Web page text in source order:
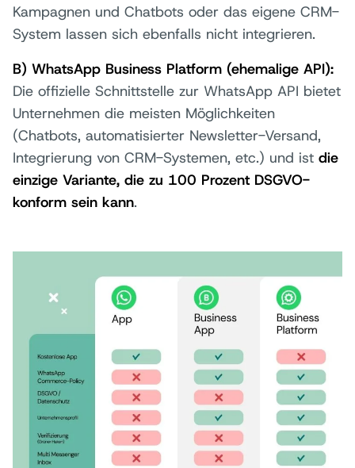
Kampagnen und Chatbots oder das eigene CRM-
System lassen sich ebenfalls nicht integrieren.
B) WhatsApp Business Platform (ehemalige API):
Die offizielle Schnittstelle zur WhatsApp API bietet
Unternehmen die meisten Möglichkeiten
(Chatbots, automatisierter Newsletter-Versand,
Integrierung von CRM-Systemen, etc.) und ist die
einzige Variante, die zu 100 Prozent DSGVO-
konform sein kann.